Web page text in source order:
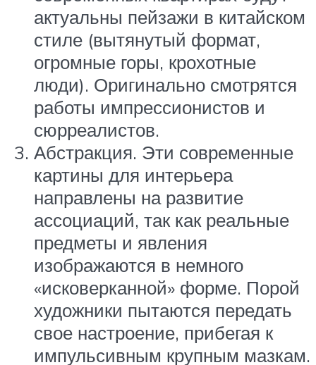
актуальны пейзажи в китайском
стиле (вытянутый формат,
огромные горы, крохотные
люди). Оригинально смотрятся
работы импрессионистов и
сюрреалистов.
Абстракция. Эти современные
картины для интерьера
направлены на развитие
ассоциаций, так как реальные
предметы и явления
изображаются в немного
«исковерканной» форме. Порой
художники пытаются передать
свое настроение, прибегая к
импульсивным крупным мазкам.